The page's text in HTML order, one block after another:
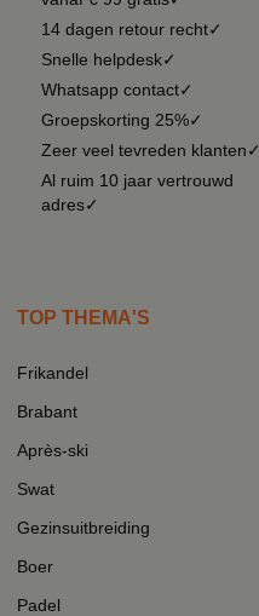
14 dagen retour recht✓
Snelle helpdesk✓
Whatsapp contact✓
Groepskorting 25%✓
Zeer veel tevreden klanten✓
Al ruim 10 jaar vertrouwd
adres✓
TOP THEMA'S
Frikandel
Brabant
Après-ski
Swat
Gezinsuitbreiding
Boer
Padel